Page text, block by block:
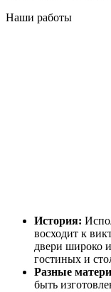
Наши работы
История:
восходит к
двери широко
гостиных и
Разные
быть